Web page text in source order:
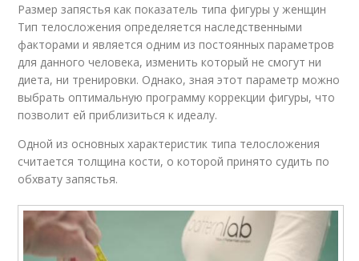
Размер запястья как показатель типа фигуры у женщин
Тип телосложения определяется наследственными
факторами и является одним из постоянных параметров
для данного человека, изменить который не смогут ни
диета, ни тренировки. Однако, зная этот параметр можно
выбрать оптимальную программу коррекции фигуры, что
позволит ей приблизиться к идеалу.
Одной из основных характеристик типа телосложения
считается толщина кости, о которой принято судить по
обхвату запястья.